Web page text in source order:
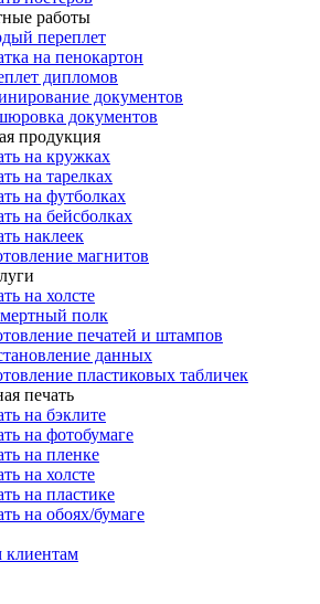
работы
переплет
на пенокартон
дипломов
документов
документов
продукция
на кружках
на тарелках
на футболках
на бейсболках
наклеек
магнитов
на холсте
полк
печатей и штампов
данных
пластиковых табличек
печать
на бэклите
на фотобумаге
на пленке
на холсте
на пластике
на обоях/бумаге